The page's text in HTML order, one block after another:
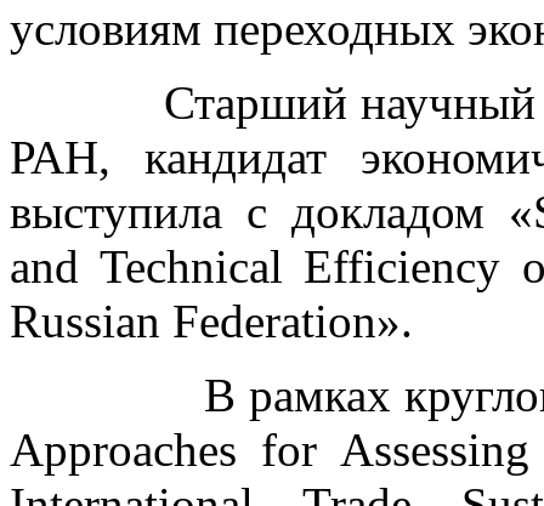
условиям переходных
Старший научный
РАН, кандидат
выступила с докладом
and Technical Efficiency
Russian Federation».
В рамках круглого
Approaches for